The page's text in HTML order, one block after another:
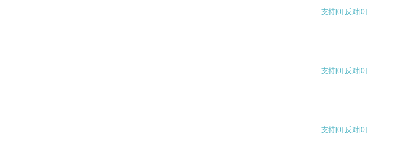
支持[0] 反对[0]
支持[0] 反对[0]
支持[0] 反对[0]